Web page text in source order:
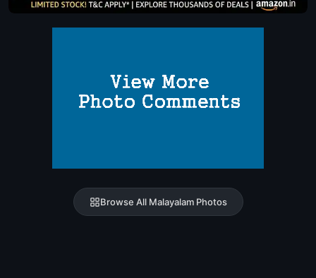
Browse All Malayalam Photos